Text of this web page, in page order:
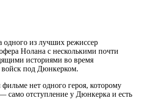
одного из лучших режиссер
Нолана с несколькими почти
историями во время
под Дюнкерком.
нет одного героя, которому
само отступление у Дюнкерка и есть